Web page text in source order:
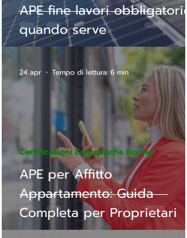
APE fine lavori obbligatorio:
quando serve
APE per Affitto
Appartamento: Guida
Completa per Proprietari
Certificazioni Energetiche Norme
24 apr Tempo di lettura: 6 min